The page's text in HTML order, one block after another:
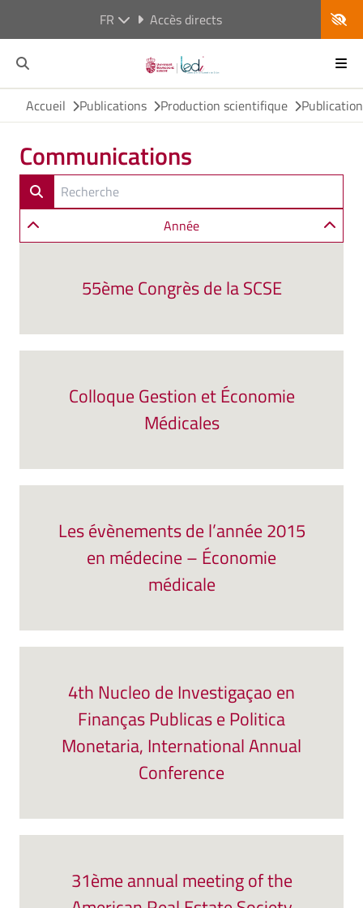
FR Accès directs
Accueil Publications Production scientifique
Communications
Année
55ème Congrès de la SCSE
Colloque Gestion et Économie
Médicales
Les évènements de l’année 2015
en médecine – Économie
médicale
4th Nucleo de Investigaçao en
Finanças Publicas e Politica
Monetaria, International Annual
Conference
31ème annual meeting of the